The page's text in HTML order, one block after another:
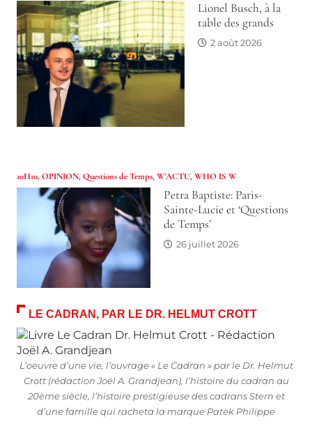
Lionel Busch, à la
table des grands
2 août 2026
10H10,OPINION,Questions de Temps,W'ACTU,WHO IS W
Petra Baptiste: Paris-
Sainte-Lucie et ‘Questions
de Temps’
26 juillet 2026
LE CADRAN, PAR LE DR. HELMUT CROTT
L’oeuvre d’une vie, l’ouvrage « Le Cadran » par le Dr. Helmut
Crott (rédaction Joël A. Grandjean), l’histoire du cadran au
20ème siècle, l’histoire prestigieuse des cadrans Stern et
d’une famille qui racheta la marque Patek Philippe